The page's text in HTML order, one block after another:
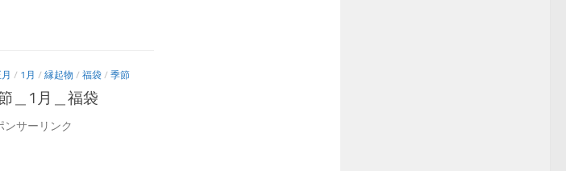
/ 1月 / 縁起物 / 福袋 / 季節
＿1月＿福袋
ンサーリンク